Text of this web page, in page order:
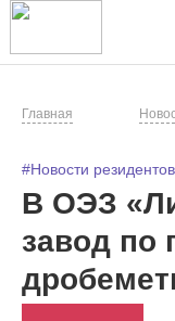
Главная
#Новости резидентов
В ОЭЗ
завод по